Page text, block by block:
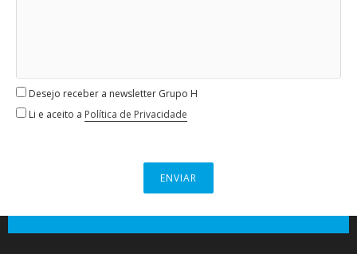
Desejo receber a newsletter Grupo H
Li e aceito a Política de Privacidade
ENVIAR